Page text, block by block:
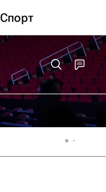
Спорт